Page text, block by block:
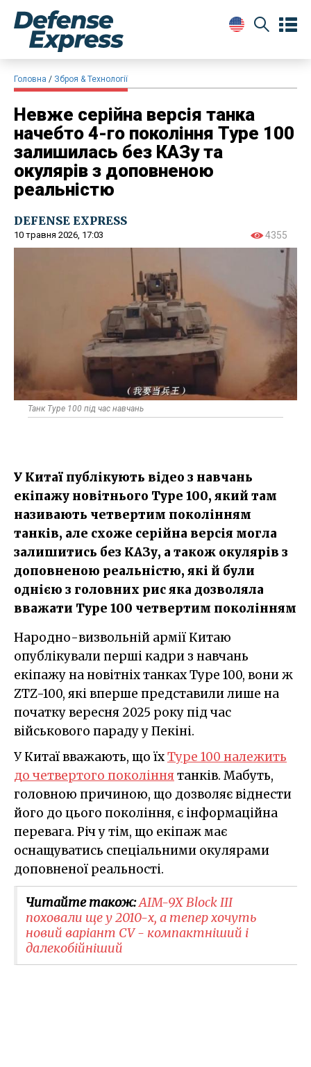
Головна Зброя & Технології
Невже серійна версія танка
начебто 4-го покоління Type 100
залишилась без КАЗу та
окулярів з доповненою
реальністю
DEFENSE EXPRESS
10 травня 2026, 17:03 4355
Танк Type 100 під час навчань
У Китаї публікують відео з навчань
екіпажу новітнього Type 100, який там
називають четвертим поколінням
танків, але схоже серійна версія могла
залишитись без КАЗу, а також окулярів з
доповненою реальністю, які й були
однією з головних рис яка дозволяла
вважати Type 100 четвертим поколінням
Народно-визвольній армії Китаю
опублікували перші кадри з навчань
екіпажу на новітніх танках Type 100, вони ж
ZTZ-100, які вперше представили лише на
початку вересня 2025 року під час
військового параду у Пекіні.
У Китаї вважають, що їхType 100 належить
до четвертого поколіннятанків. Мабуть,
головною причиною, що дозволяє віднести
його до цього покоління, є інформаційна
перевага. Річ у тім, що екіпаж має
оснащуватись спеціальними окулярами
доповненої реальності.
Читайте також:AIM-9X Block III
поховали ще у 2010-х, а тепер хочуть
новий варіант CV - компактніший і
далекобійніший